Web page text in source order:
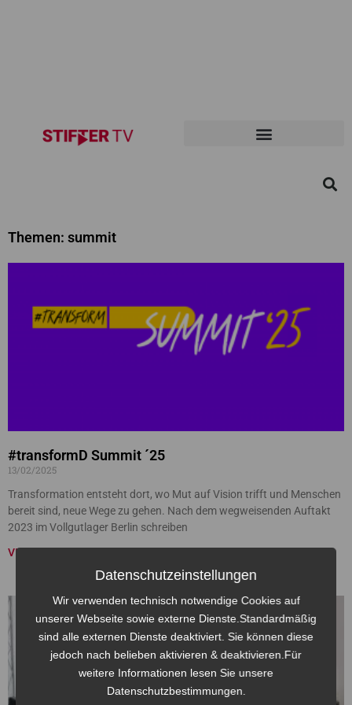
Themen: summit
#transformD Summit ´25
13/02/2025
Transformation entsteht dort, wo Mut auf Vision trifft und Menschen
bereit sind, neue Wege zu gehen. Nach dem wegweisenden Auftakt
2023 im Vollgutlager Berlin schreiben
VIDEO »
Datenschutzeinstellungen
Wir verwenden technisch notwendige Cookies auf
unserer Webseite sowie externe Dienste.Standardmäßig
sind alle externen Dienste deaktiviert. Sie können diese
jedoch nach belieben aktivieren & deaktivieren.Für
weitere Informationen lesen Sie unsere
Datenschutzbestimmungen.